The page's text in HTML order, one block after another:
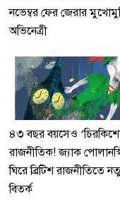
নভেম্বর ফের জেরার
অভিনেত্রী
৪৩ বছর বয়সেও
রাজনীতিক! জ্যাক
ঘিরে ব্রিটিশ রাজনীতিতে
বিতর্ক